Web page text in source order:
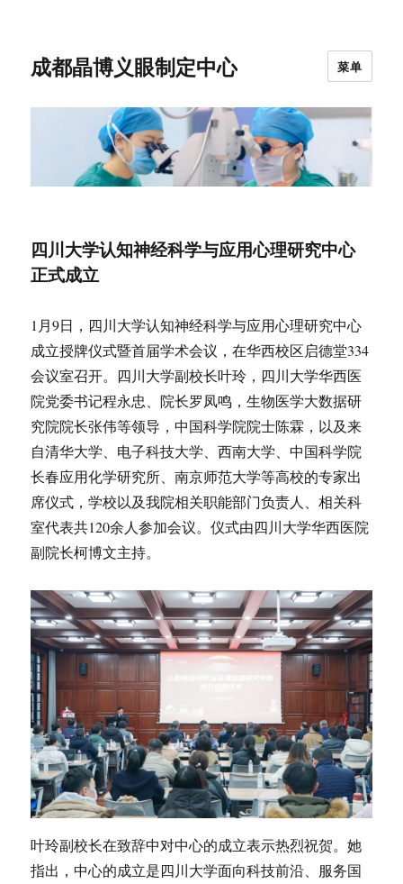
成都晶博义眼制定中心 菜单
四川大学认知神经科学与应用心理研究中心
正式成立
1月9日，四川大学认知神经科学与应用心理研究中心
成立授牌仪式暨首届学术会议，在华西校区启德堂334
会议室召开。四川大学副校长叶玲，四川大学华西医
院党委书记程永忠、院长罗凤鸣，生物医学大数据研
究院院长张伟等领导，中国科学院院士陈霖，以及来
自清华大学、电子科技大学、西南大学、中国科学院
长春应用化学研究所、南京师范大学等高校的专家出
席仪式，学校以及我院相关职能部门负责人、相关科
室代表共120余人参加会议。仪式由四川大学华西医院
副院长柯博文主持。
叶玲副校长在致辞中对中心的成立表示热烈祝贺。她
指出，中心的成立是四川大学面向科技前沿、服务国